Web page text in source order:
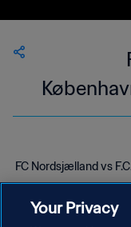
FC Nordsjælland vs
Your Privacy